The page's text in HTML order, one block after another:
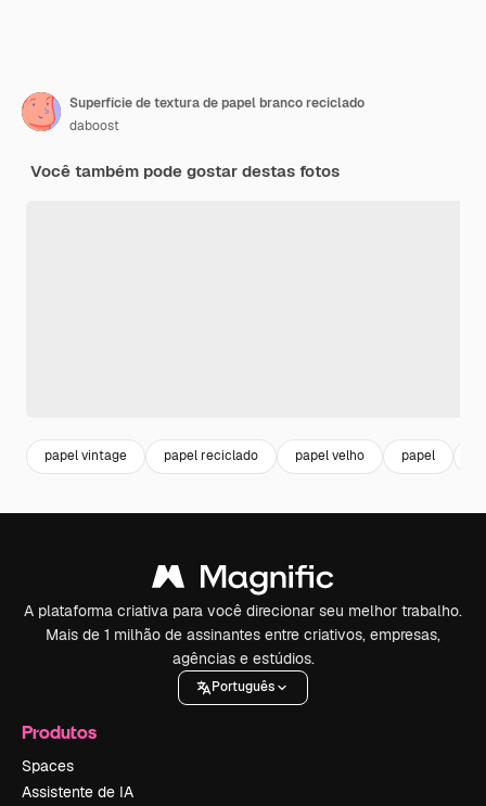
Superfície de textura de papel branco reciclado
daboost
Você também pode gostar destas fotos
papel vintage papel reciclado papel velho papel
A plataforma criativa para você direcionar seu melhor trabalho.
Mais de 1 milhão de assinantes entre criativos, empresas,
agências e estúdios.
Português
Produtos
Spaces
Assistente de IA